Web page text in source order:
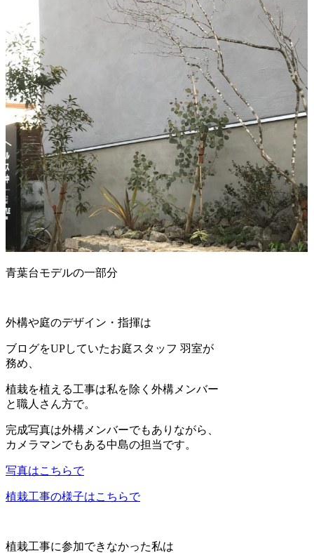
青葉台モデルの一部分
外構や庭のデザイン・指揮は
ブログをUPしていたお庭スタッフ 羽室が
務め、
植栽を植える工事は私を除く外構メンバー
と職人さん方で。
完成写真は外構メンバーでもありながら、
カメラマンでもある中島の担当です。
写真はこちらで
植栽工事の様子はこちらで
植栽工事に参加できなかった私は